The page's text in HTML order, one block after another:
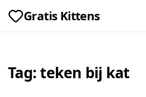
Gratis Kittens
Tag:teken bij kat